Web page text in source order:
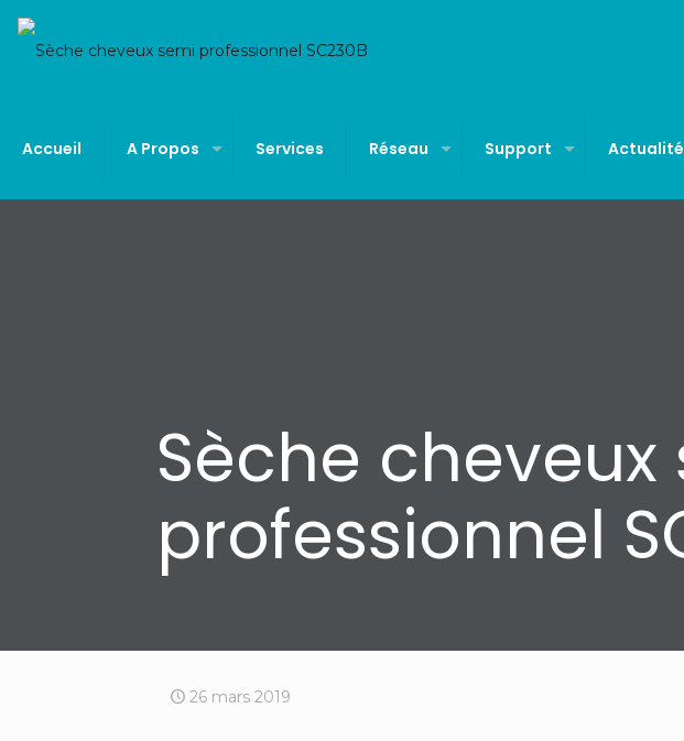
Accueil A Propos Services Réseau Support Actualité
Sèche cheveux
professionnel
26 mars 2019